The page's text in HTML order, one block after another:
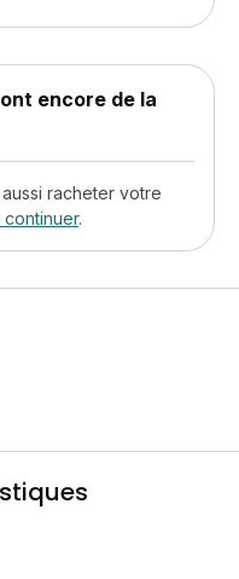
encore de la
racheter votre
.